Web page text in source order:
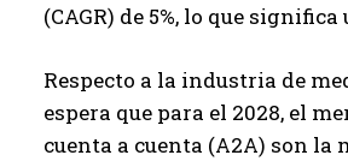
(CAGR) de 5%, lo que
Respecto a la industria de
espera que para el 2028, el
cuenta a cuenta (A2A) son la